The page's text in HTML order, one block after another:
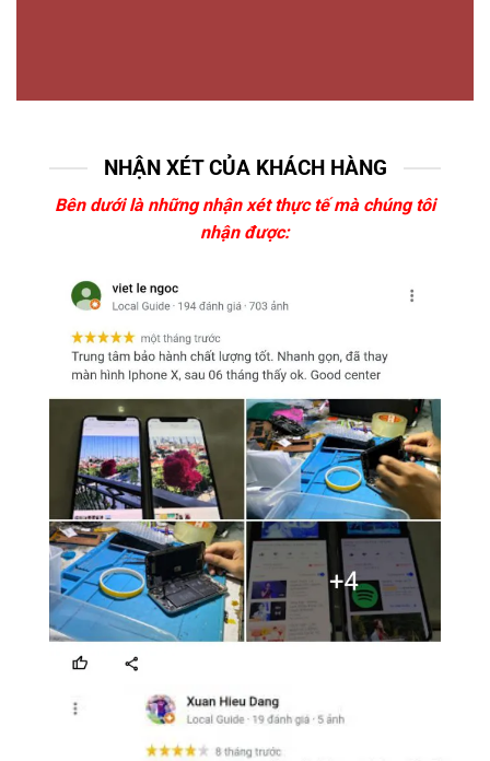
NHẬN XÉT CỦA KHÁCH HÀNG
Bên dưới là những nhận xét thực tế mà chúng tôi
nhận được: